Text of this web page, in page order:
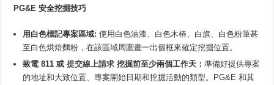
PG&E 安全挖掘技巧
用白色標記專案區域: 使用白色油漆、白色木樁、白旗、白色粉筆甚
至白色烘焙麵粉，在該區域周圍畫一出個框來確定挖掘位置。
致電 811 或提交線上請求挖掘前至少兩個工作天：準備好提供專案
的地址和大致位置、專案開始日期和挖掘活動的類型。PG&E 和其